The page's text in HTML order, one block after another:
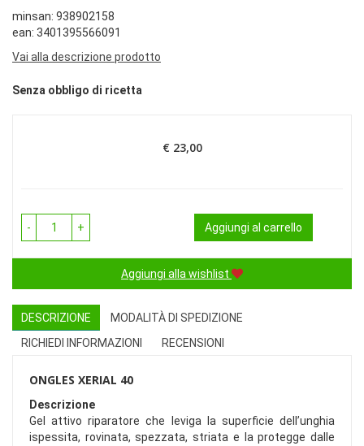
minsan: 938902158
ean: 3401395566091
Vai alla descrizione prodotto
Senza obbligo di ricetta
Prezzo
€ 23,00
- + Aggiungi al carrello
Aggiungi alla wishlist
DESCRIZIONE
MODALITÀ DI SPEDIZIONE
RICHIEDI INFORMAZIONI
RECENSIONI
ONGLES XERIAL 40
Descrizione
Gel attivo riparatore che leviga la superficie dell’unghia
ispessita, rovinata, spezzata, striata e la protegge dalle